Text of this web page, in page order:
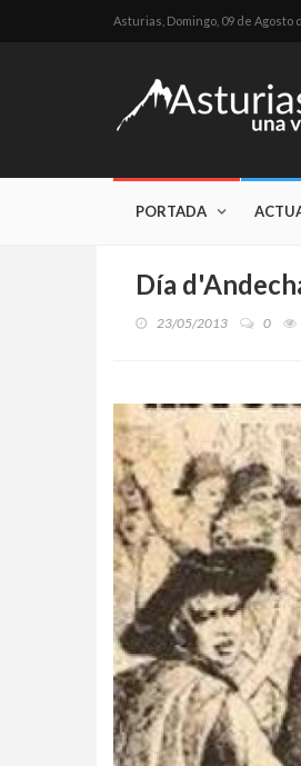
Asturias, Domingo, 09 de Agosto
PORTADA
Día
23/05/2013 0